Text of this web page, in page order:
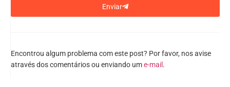
Enviar
Encontrou algum problema com este post? Por favor, nos avise
através dos comentários ou enviando ume-mail .